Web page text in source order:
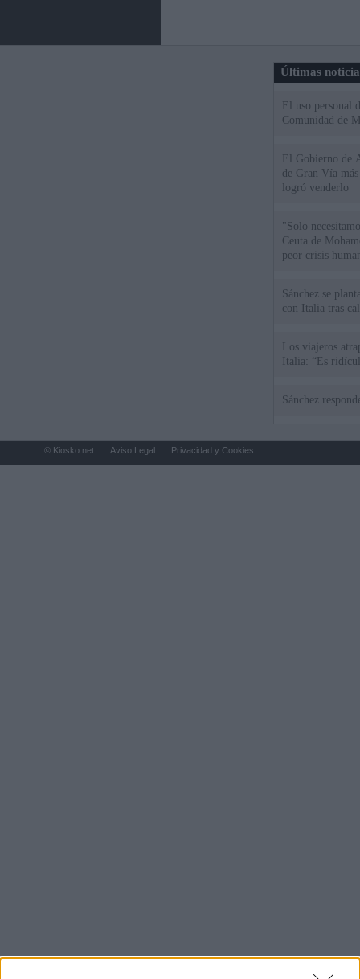
Últimas
El uso personal
Comunidad de
El Gobierno de
de Gran Vía
logró venderlo
"Solo
Ceuta de
peor crisis
Sánchez se
con Italia tras
Los viajeros
Italia: “Es
Sánchez
© Kiosko.net Aviso Legal Privacidad y Cookies